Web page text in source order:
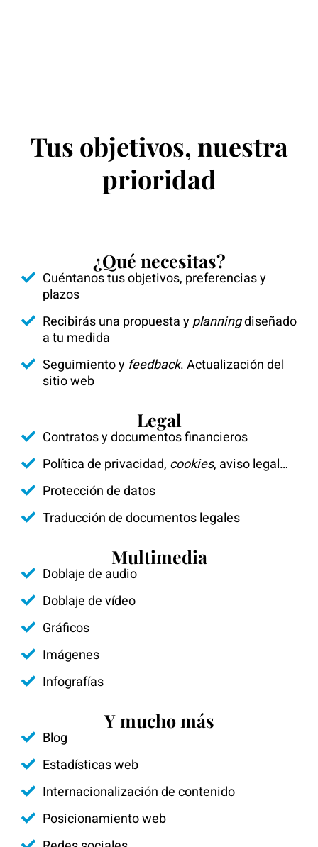
Tus objetivos, nuestra
prioridad
¿Qué necesitas?
Cuéntanos tus objetivos, preferencias y
plazos
Recibirás una propuesta yplanningdiseñado
a tu medida
Seguimiento y feedback. Actualización del
sitio web
Legal
Contratos y documentos financieros
Política de privacidad, cookies, aviso legal…
Protección de datos
Traducción de documentos legales
Multimedia
Doblaje de audio
Doblaje de vídeo
Gráficos
Imágenes
Infografías
Y mucho más
Blog
Estadísticas web
Internacionalización de contenido
Posicionamiento web